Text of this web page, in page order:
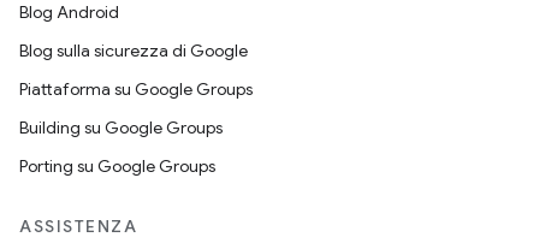
Blog Android
Blog sulla sicurezza di Google
Piattaforma su Google Groups
Building su Google Groups
Porting su Google Groups
ASSISTENZA